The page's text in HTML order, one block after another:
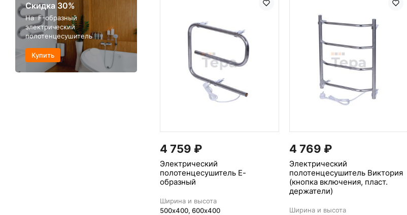
Скидка 30%
На F-образный
электрический
полотенцесушитель
Купить
4 759 ₽
Электрический
полотенцесушитель Е-
образный
Ширина и высота
500х400, 600x400
4 769 ₽
Электрический
полотенцесушитель Виктория
(кнопка включения, пласт.
держатели)
Ширина и высота